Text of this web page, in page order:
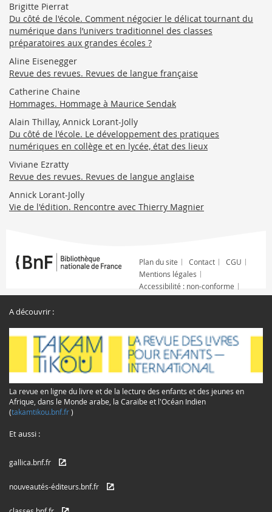
Brigitte Pierrat
Du côté de l'école. Comment négocier le délicat tournant du
numérique dans l’univers traditionnel des classes
préparatoires aux grandes écoles ?
Aline Eisenegger
Revue des revues. Revues de langue française
Catherine Chaine
Hommages. Hommage à Maurice Sendak
Alain Thillay, Annick Lorant-Jolly
Du côté de l'école. Le développement des pratiques
numériques en collège et en lycée, état des lieux
Viviane Ezratty
Revue des revues. Revues de langue anglaise
Annick Lorant-Jolly
Vie de l'édition. Rencontre avec Thierry Magnier
Plan du site Contact
CGU
Mentions légales
Accessibilité : non-conforme
A découvrir :
La revue en ligne du livre et de la lecture des enfants et des jeunes en
Afrique, dans le Monde arabe, la Caraïbe et l'Océan Indien
(takamtikou.bnf.fr)
Et aussi :
gallica.bnf.fr
nouveautés-éditeurs.bnf.fr